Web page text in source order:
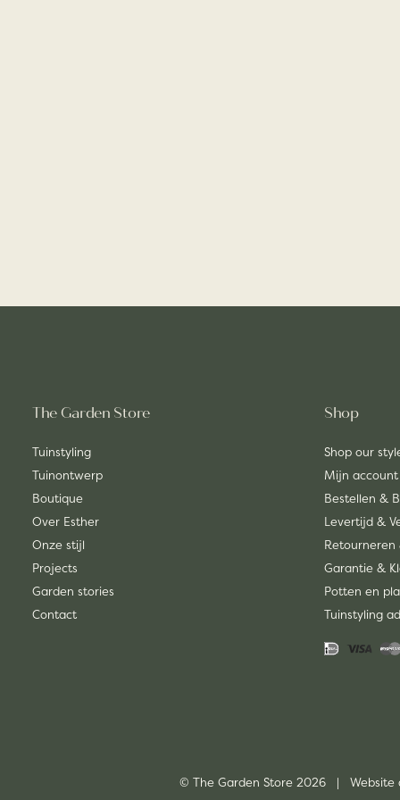
The Garden Store
Tuinstyling
Tuinontwerp
Boutique
Over Esther
Onze stijl
Projects
Garden stories
Contact
Shop
Shop our
Mijn account
Bestellen &
Levertijd &
Retourneren
Garantie &
Potten en
Tuinstyling
© The Garden Store 2026 | Website